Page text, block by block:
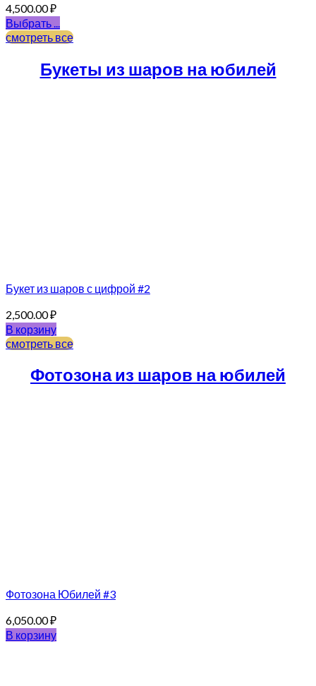
4,500.00₽
Выбрать ...
смотреть все
Букеты из шаров на юбилей
Букет из шаров с цифрой #2
2,500.00₽
В корзину
смотреть все
Фотозона из шаров на юбилей
Фотозона Юбилей #3
6,050.00₽
В корзину